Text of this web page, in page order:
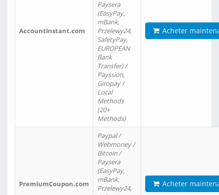
AccountInstant.com
Paysera
(EasyPay,
mBank,
Przelewy24,
SafetyPay,
EUROPEAN
Bank
Transfer) /
Payssion,
Giropay /
Local
Methods
(20+
Methods)
Acheter
PremiumCoupon.com
Paypal /
Webmoney /
Bitcoin /
Paysera
(EasyPay,
mBank,
Przelewy24,
Acheter